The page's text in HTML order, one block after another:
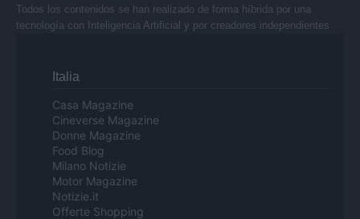
Todos los contenidos se han realizado de forma híbrida por una
tecnología con Inteligencia Artificial y por creadores independientes
Italia
Casa Magazine
Cineverse Magazine
Donne Magazine
Food Blog
Milano Notizie
Motor Magazine
Notizie.it
Offerte Shopping